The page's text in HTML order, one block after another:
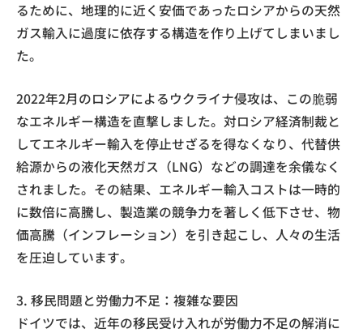
るために、地理的に近く安価であったロシアからの天然
ガス輸入に過度に依存する構造を作り上げてしまいまし
た。
2022年2月のロシアによるウクライナ侵攻は、この脆弱
なエネルギー構造を直撃しました。対ロシア経済制裁と
してエネルギー輸入を停止せざるを得なくなり、代替供
給源からの液化天然ガス（LNG）などの調達を余儀なく
されました。その結果、エネルギー輸入コストは一時的
に数倍に高騰し、製造業の競争力を著しく低下させ、物
価高騰（インフレーション）を引き起こし、人々の生活
を圧迫しています。
3. 移民問題と労働力不足：複雑な要因
ドイツでは、近年の移民受け入れが労働力不足の解消に